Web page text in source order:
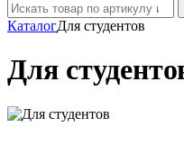
КаталогДля студентов
Для